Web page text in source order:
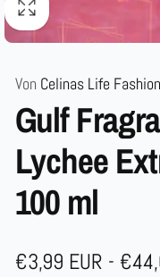
Von Celinas Life
Gulf
Lychee
100 ml
€3,99 EUR -